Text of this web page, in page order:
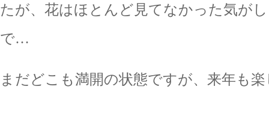
たが、花はほとんど見てなかった気が
で…
まだどこも満開の状態ですが、来年も